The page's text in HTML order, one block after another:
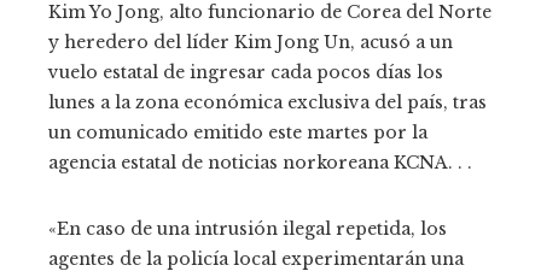
Kim Yo Jong, alto funcionario de Corea del Norte
y heredero del líder Kim Jong Un, acusó a un
vuelo estatal de ingresar cada pocos días los
lunes a la zona económica exclusiva del país, tras
un comunicado emitido este martes por la
agencia estatal de noticias norkoreana KCNA. . .
«En caso de una intrusión ilegal repetida, los
agentes de la policía local experimentarán una